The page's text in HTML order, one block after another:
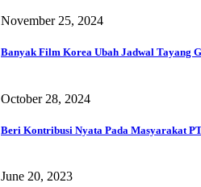
November 25, 2024
Banyak Film Korea Ubah Jadwal Tayang
October 28, 2024
Beri Kontribusi Nyata Pada Masyarakat
June 20, 2023